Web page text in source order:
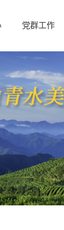
党群工作